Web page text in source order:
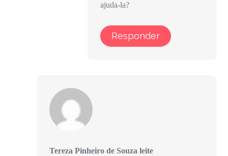
ajuda-la?
Responder
Tereza Pinheiro de Souza leite